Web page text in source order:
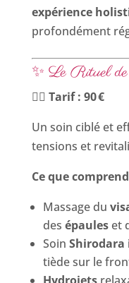
expérience
profondément
✨ Le Rituel
💆‍♀️ Tarif : 90 €
Un soin ciblé et
tensions et
Ce que
Massage du
des épauleset
Soin Shirodara
tiède sur le